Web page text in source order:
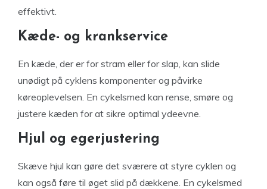
effektivt.
Kæde- og krankservice
En kæde, der er for stram eller for slap, kan slide
unødigt på cyklens komponenter og påvirke
køreoplevelsen. En cykelsmed kan rense, smøre og
justere kæden for at sikre optimal ydeevne.
Hjul og egerjustering
Skæve hjul kan gøre det sværere at styre cyklen og
kan også føre til øget slid på dækkene. En cykelsmed